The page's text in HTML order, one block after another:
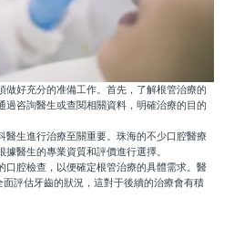
好充分的准備工作。首先，了解根管治療的
過咨詢醫生或查閱相關資料，明確治療的目的
生進行治療至關重要。珠海的不少口腔醫療
醫生的專業資質和評價進行選擇。
腔檢查，以便確定根管治療的具體需求。醫
評估牙齒的狀況，這對于後續的治療會有積